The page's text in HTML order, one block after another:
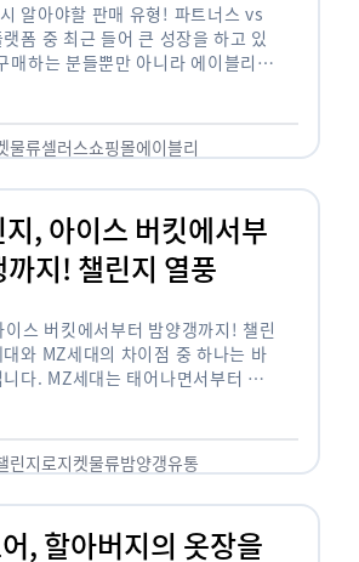
알아야할 판매 유형! 파트너스 vs
폼 중 최근 들어 큰 성장을 하고 있
매하는 분들뿐만 아니라 에이블리에
물류셀러스쇼핑몰에이블리
, 아이스 버킷에서부
까지! 챌린지 열풍
스 버킷에서부터 밤양갱까지! 챌린
와 MZ세대의 차이점 중 하나는 바
다. MZ세대는 태어나면서부터 디
린지로지켓물류밤양갱유통
, 할아버지의 옷장을